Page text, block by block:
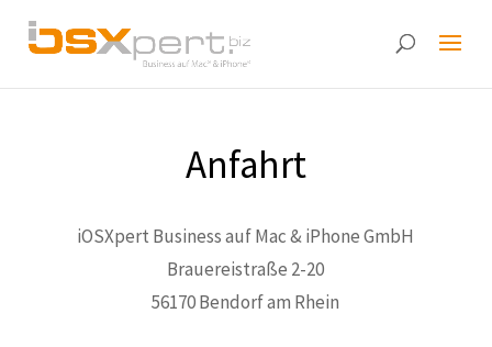
Anfahrt
iOSXpert Business auf Mac & iPhone GmbH
Brauereistraße 2-20
56170 Bendorf am Rhein